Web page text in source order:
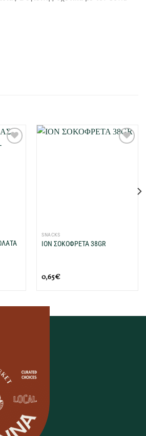
SNACKS
ΙΟΝ ΣΟΚΟΦΡΕΤΑ 38GR
0,65€